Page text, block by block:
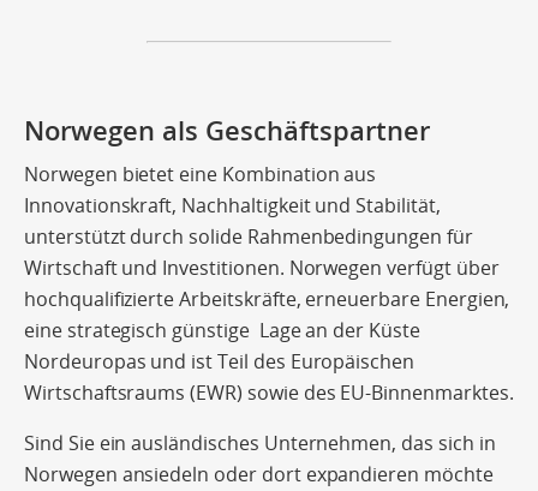
Norwegen als Geschäftspartner
Norwegen bietet eine Kombination aus
Innovationskraft, Nachhaltigkeit und Stabilität,
unterstützt durch solide Rahmenbedingungen für
Wirtschaft und Investitionen. Norwegen verfügt über
hochqualifizierte Arbeitskräfte, erneuerbare Energien,
eine strategisch günstige Lage an der Küste
Nordeuropas und ist Teil des Europäischen
Wirtschaftsraums (EWR) sowie des EU-Binnenmarktes.
Sind Sie ein ausländisches Unternehmen, das sich in
Norwegen ansiedeln oder dort expandieren möchte